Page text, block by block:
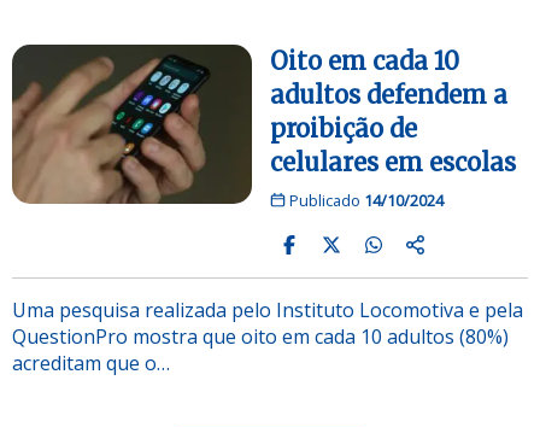
Oito em cada 10
adultos defendem a
proibição de
celulares em escolas
Publicado 14/10/2024
Uma pesquisa realizada pelo Instituto Locomotiva e pela
QuestionPro mostra que oito em cada 10 adultos (80%)
acreditam que o…